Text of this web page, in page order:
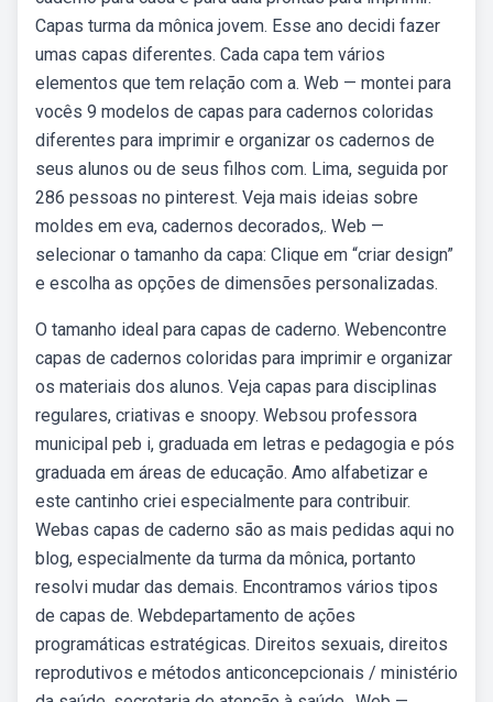
Capas turma da mônica jovem. Esse ano decidi fazer
umas capas diferentes. Cada capa tem vários
elementos que tem relação com a. Web — montei para
vocês 9 modelos de capas para cadernos coloridas
diferentes para imprimir e organizar os cadernos de
seus alunos ou de seus filhos com. Lima, seguida por
286 pessoas no pinterest. Veja mais ideias sobre
moldes em eva, cadernos decorados,. Web —
selecionar o tamanho da capa: Clique em “criar design”
e escolha as opções de dimensões personalizadas.
O tamanho ideal para capas de caderno. Webencontre
capas de cadernos coloridas para imprimir e organizar
os materiais dos alunos. Veja capas para disciplinas
regulares, criativas e snoopy. Websou professora
municipal peb i, graduada em letras e pedagogia e pós
graduada em áreas de educação. Amo alfabetizar e
este cantinho criei especialmente para contribuir.
Webas capas de caderno são as mais pedidas aqui no
blog, especialmente da turma da mônica, portanto
resolvi mudar das demais. Encontramos vários tipos
de capas de. Webdepartamento de ações
programáticas estratégicas. Direitos sexuais, direitos
reprodutivos e métodos anticoncepcionais / ministério